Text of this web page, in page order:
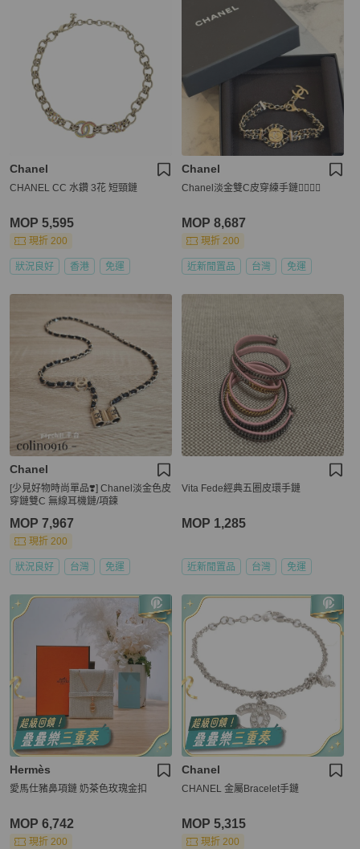
Chanel
CHANEL CC 水鑽 3花 短頸鏈
MOP 5,595
現折 200
狀況良好 香港 免運
Chanel
Chanel淡金雙C皮穿練手鏈❤️‍🔥❤️‍🔥
MOP 8,687
現折 200
近新閒置品 台灣 免運
Chanel
[少見好物時尚單品❣️] Chanel淡金色皮
穿鏈雙C 無線耳機鏈/項鍊
MOP 7,967
現折 200
狀況良好 台灣 免運
Vita Fede經典五圈皮環手鏈
MOP 1,285
近新閒置品 台灣 免運
Hermès
愛馬仕豬鼻項鏈 奶茶色玫瑰金扣
MOP 6,742
現折 200
Chanel
CHANEL 金屬Bracelet手鏈
MOP 5,315
現折 200